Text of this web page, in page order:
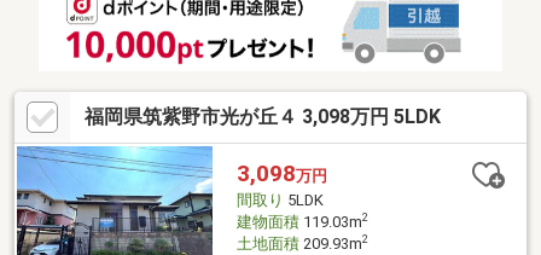
側に広いお庭有り！
福岡県筑紫野市光が丘４ 3,098万円 5LDK
3,098万円
間取り 5LDK
建物面積119.03m2
土地面積209.93m2